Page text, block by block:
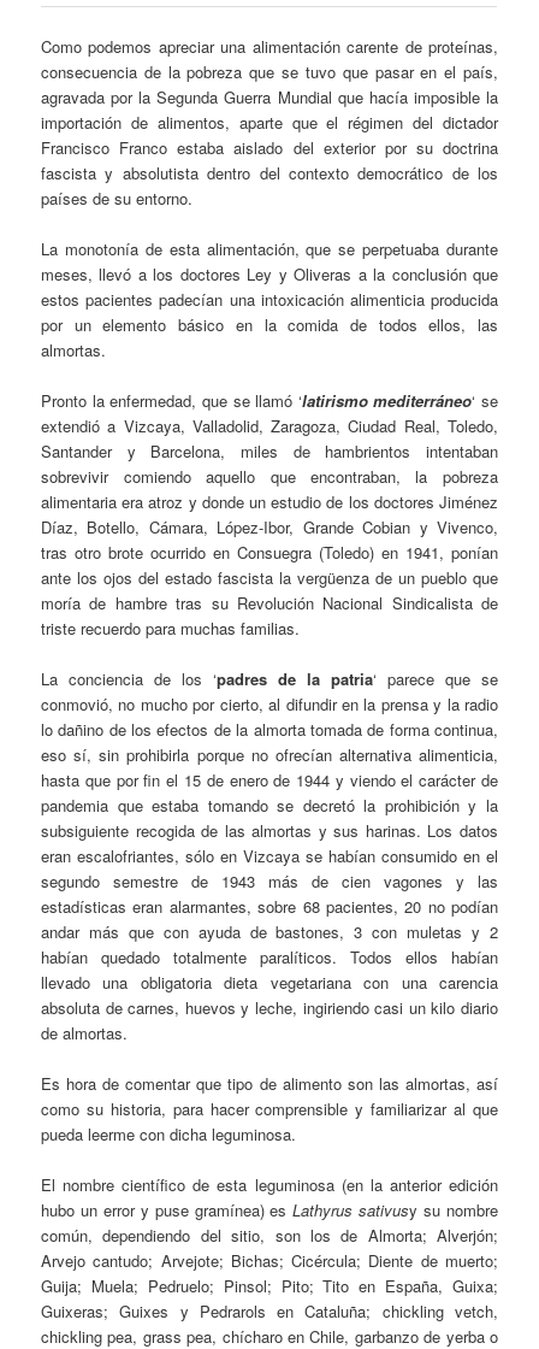
Como podemos apreciar una alimentación carente de proteínas,
consecuencia de la pobreza que se tuvo que pasar en el país,
agravada por la Segunda Guerra Mundial que hacía imposible la
importación de alimentos, aparte que el régimen del dictador
Francisco Franco estaba aislado del exterior por su doctrina
fascista y absolutista dentro del contexto democrático de los
países de su entorno.
La monotonía de esta alimentación, que se perpetuaba durante
meses, llevó a los doctores Ley y Oliveras a la conclusión que
estos pacientes padecían una intoxicación alimenticia producida
por un elemento básico en la comida de todos ellos, las
almortas.
Pronto la enfermedad, que se llamó ‘latirismo mediterráneo‘ se
extendió a Vizcaya, Valladolid, Zaragoza, Ciudad Real, Toledo,
Santander y Barcelona, miles de hambrientos intentaban
sobrevivir comiendo aquello que encontraban, la pobreza
alimentaria era atroz y donde un estudio de los doctores Jiménez
Díaz, Botello, Cámara, López-Ibor, Grande Cobian y Vivenco,
tras otro brote ocurrido en Consuegra (Toledo) en 1941, ponían
ante los ojos del estado fascista la vergüenza de un pueblo que
moría de hambre tras su Revolución Nacional Sindicalista de
triste recuerdo para muchas familias.
La conciencia de los ‘padres de la patria‘ parece que se
conmovió, no mucho por cierto, al difundir en la prensa y la radio
lo dañino de los efectos de la almorta tomada de forma continua,
eso sí, sin prohibirla porque no ofrecían alternativa alimenticia,
hasta que por fin el 15 de enero de 1944 y viendo el carácter de
pandemia que estaba tomando se decretó la prohibición y la
subsiguiente recogida de las almortas y sus harinas. Los datos
eran escalofriantes, sólo en Vizcaya se habían consumido en el
segundo semestre de 1943 más de cien vagones y las
estadísticas eran alarmantes, sobre 68 pacientes, 20 no podían
andar más que con ayuda de bastones, 3 con muletas y 2
habían quedado totalmente paralíticos. Todos ellos habían
llevado una obligatoria dieta vegetariana con una carencia
absoluta de carnes, huevos y leche, ingiriendo casi un kilo diario
de almortas.
Es hora de comentar que tipo de alimento son las almortas, así
como su historia, para hacer comprensible y familiarizar al que
pueda leerme con dicha leguminosa.
El nombre científico de esta leguminosa (en la anterior edición
hubo un error y puse gramínea) esLathyrus sativusy su nombre
común, dependiendo del sitio, son los de Almorta; Alverjón;
Arvejo cantudo; Arvejote; Bichas; Cicércula; Diente de muerto;
Guija; Muela; Pedruelo; Pinsol; Pito; Tito en España,Guixa;
Guixeras; Guixes y Pedrarols en Cataluña; chickling vetch,
chickling pea, grass pea, chícharo en Chile, garbanzo de yerba o